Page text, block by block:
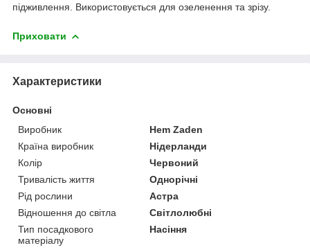
підживлення. Використовується для озеленення та зрізу.
Приховати
Характеристики
Основні
Виробник
Hem Zaden
Країна виробник
Нідерланди
Колір
Червоний
Тривалість життя
Однорічні
Рід рослини
Астра
Відношення до світла
Світлолюбні
Тип посадкового
матеріалу
Насіння